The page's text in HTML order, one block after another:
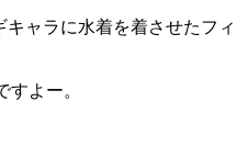
ャラに水着を着させたフィ
よー。